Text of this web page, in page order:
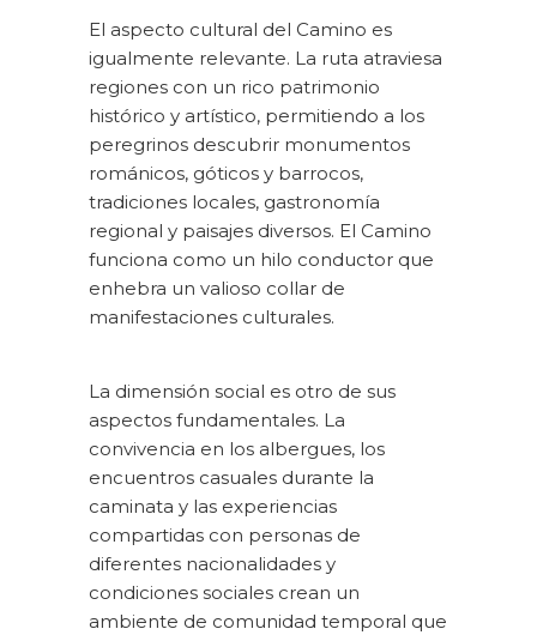
El aspecto cultural del Camino es
igualmente relevante. La ruta atraviesa
regiones con un rico patrimonio
histórico y artístico, permitiendo a los
peregrinos descubrir monumentos
románicos, góticos y barrocos,
tradiciones locales, gastronomía
regional y paisajes diversos. El Camino
funciona como un hilo conductor que
enhebra un valioso collar de
manifestaciones culturales.
La dimensión social es otro de sus
aspectos fundamentales. La
convivencia en los albergues, los
encuentros casuales durante la
caminata y las experiencias
compartidas con personas de
diferentes nacionalidades y
condiciones sociales crean un
ambiente de comunidad temporal que